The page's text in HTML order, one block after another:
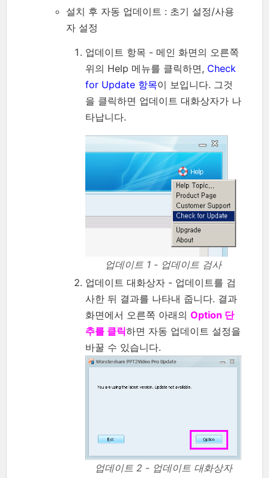
설치 후 자동 업데이트 : 초기 설정/사용
자 설정
업데이트 항목 - 메인 화면의 오른쪽
위의 Help 메뉴를 클릭하면, Check
for Update 항목이 보입니다. 그것
을 클릭하면 업데이트 대화상자가 나
타납니다.
업데이트 1 - 업데이트 검사
업데이트 대화상자 - 업데이트를 검
사한 뒤 결과를 나타내 줍니다. 결과
화면에서 오른쪽 아래의 Option 단
추를 클릭하면 자동 업데이트 설정을
바꿀 수 있습니다.
업데이트 2 - 업데이트 대화상자